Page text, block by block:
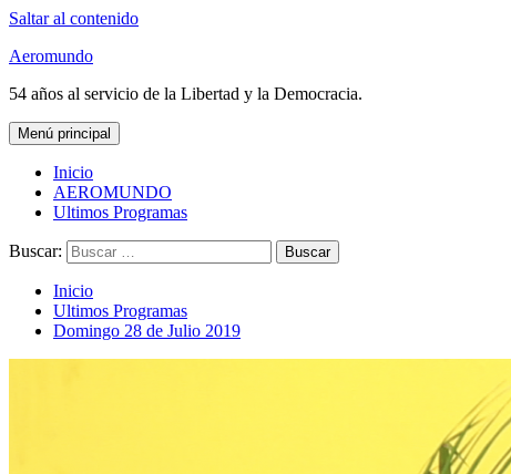
Saltar al contenido
Aeromundo
54 años al servicio de la Libertad y la Democracia.
Menú principal
Inicio
AEROMUNDO
Ultimos Programas
Buscar:
Inicio
Ultimos Programas
Domingo 28 de Julio 2019